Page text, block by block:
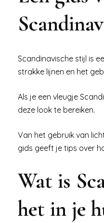
Scandinavische stijl is
strakke lijnen en het
Als je een vleugje
deze look te bereiken.
Van het gebruik van
gids geeft je tips over
Wat is
het in je